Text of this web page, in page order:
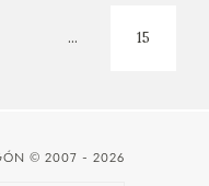
... 15
© 2007 - 2026